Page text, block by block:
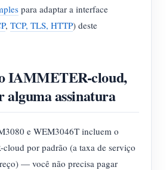
para adaptar a interface
, TCP, TLS, HTTP) deste
IAMMETER-cloud,
alguma assinatura
e WEM3046T incluem o
por padrão (a taxa de serviço
— você não precisa pagar